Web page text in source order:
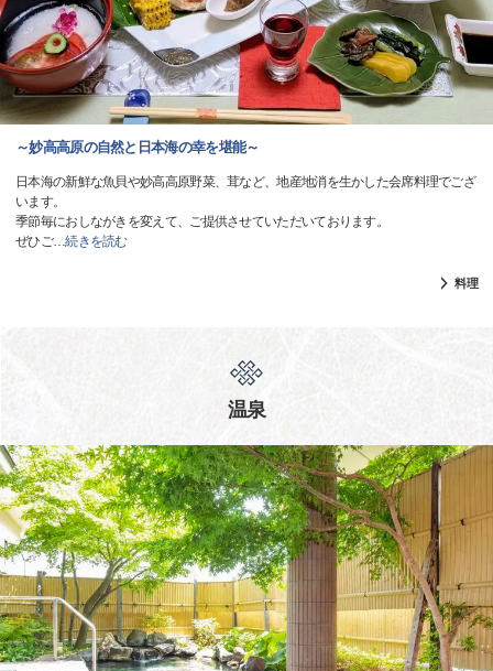
～妙高高原の自然と日本海の幸を堪能～
日本海の新鮮な魚貝や妙高高原野菜、茸など、地産地消を生かした会席料理でござ
います。
季節毎におしながきを変えて、ご提供させていただいております。
ぜひご…続きを読む
料理
温泉